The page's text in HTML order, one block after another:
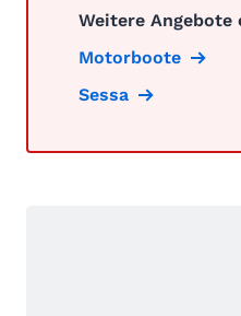
Weitere Angebote
Motorboote
Sessa